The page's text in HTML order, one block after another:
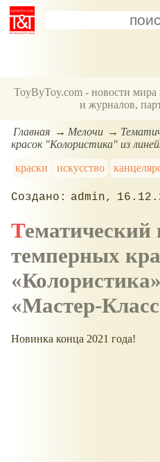
ToyByToy.com - новости мира
и журналов,
Главная Мелочи
красок "Колористика" из
краски
искусство
admin
Тематический набор
темперных
Колористика
Мастер-Класс
Новинка конца 2021 года!